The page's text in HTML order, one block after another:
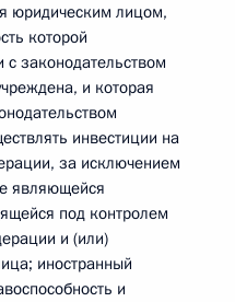
юридическим лицом,
которой
с законодательством
и которая
инвестиции на
за исключением
являющейся
под контролем
и (или)
иностранный
и